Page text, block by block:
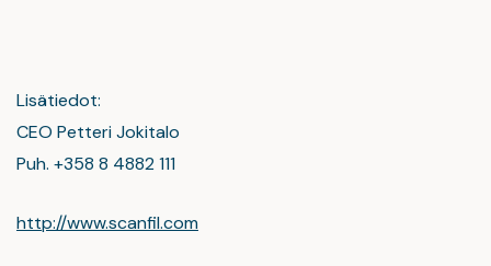
Lisätiedot:
CEO Petteri Jokitalo
Puh. +358 8 4882 111
http://www.scanfil.com